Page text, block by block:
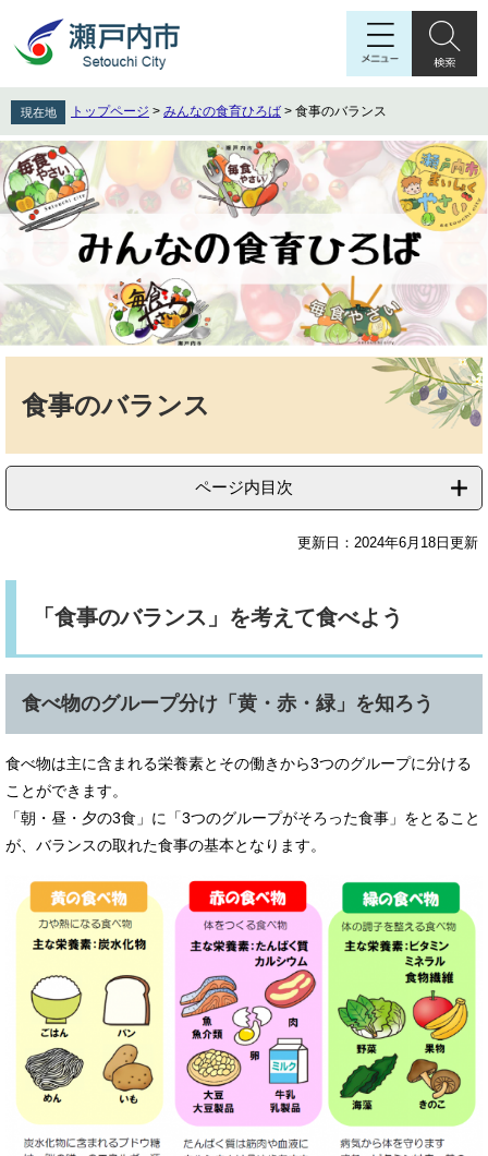
先
頭
で
す
。
を
飛
ば
し
て
本
現在地 トップページ > みんなの食育ひろば > 食事のバランス
食事のバランス
ページ内目次
更新日：2024年6月18日更新
「食事のバランス」を考えて食べよう
食べ物のグループ分け「黄・赤・緑」を知ろう
食べ物は主に含まれる栄養素とその働きから3つのグループに分ける
ことができます。
「朝・昼・夕の3食」に「3つのグループがそろった食事」をとること
が、バランスの取れた食事の基本となります。